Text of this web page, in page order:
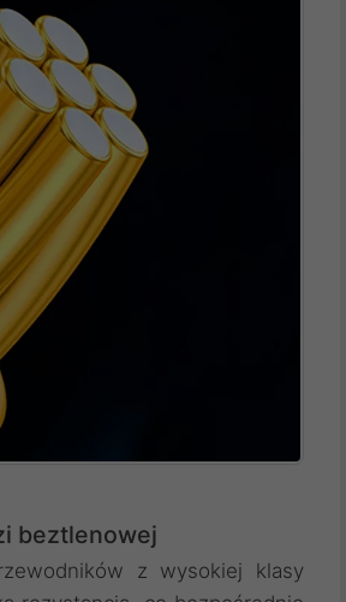
beztlenowej
z wysokiej klasy